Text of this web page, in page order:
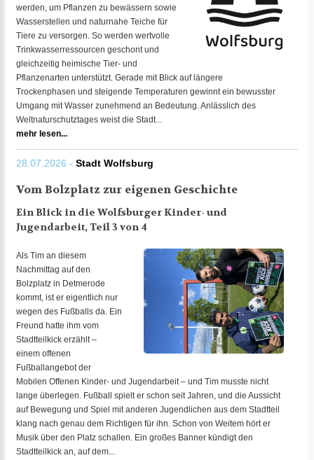
werden, um Pflanzen zu bewässern sowie
Wasserstellen und naturnahe Teiche für
Tiere zu versorgen. So werden wertvolle
Trinkwasserressourcen geschont und
gleichzeitig heimische Tier- und
Pflanzenarten unterstützt. Gerade mit Blick auf längere
Trockenphasen und steigende Temperaturen gewinnt ein bewusster
Umgang mit Wasser zunehmend an Bedeutung. Anlässlich des
Weltnaturschutztages weist die Stadt...
mehr lesen...
28.07.2026 - Stadt Wolfsburg
Vom Bolzplatz zur eigenen Geschichte
Ein Blick in die Wolfsburger Kinder- und
Jugendarbeit, Teil 3 von 4
Als Tim an diesem
Nachmittag auf den
Bolzplatz in Detmerode
kommt, ist er eigentlich nur
wegen des Fußballs da. Ein
Freund hatte ihm vom
Stadtteilkick erzählt –
einem offenen
Fußballangebot der
Mobilen Offenen Kinder- und Jugendarbeit – und Tim musste nicht
lange überlegen. Fußball spielt er schon seit Jahren, und die Aussicht
auf Bewegung und Spiel mit anderen Jugendlichen aus dem Stadtteil
klang nach genau dem Richtigen für ihn. Schon von Weitem hört er
Musik über den Platz schallen. Ein großes Banner kündigt den
Stadtteilkick an, auf dem...